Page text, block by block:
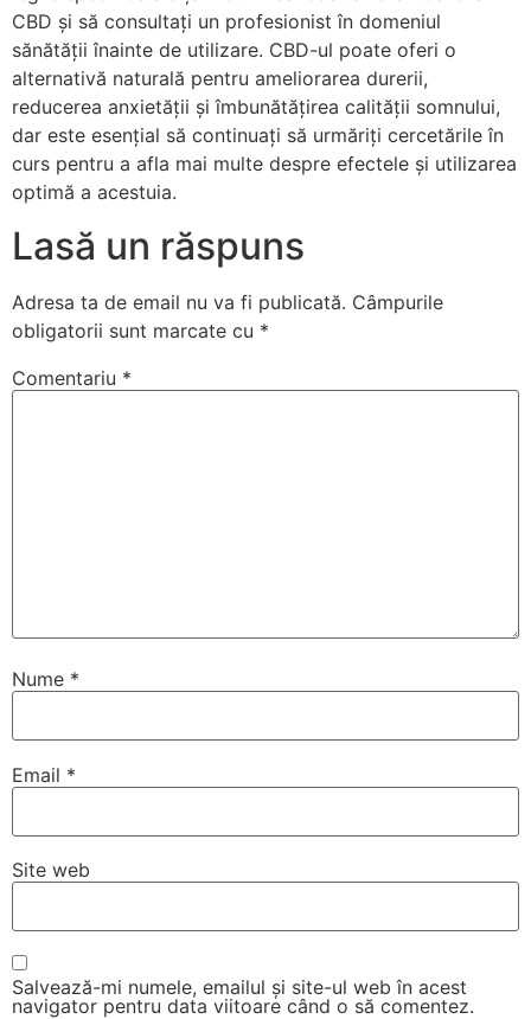
CBD și să consultați un profesionist în domeniul
sănătății înainte de utilizare. CBD-ul poate oferi o
alternativă naturală pentru ameliorarea durerii,
reducerea anxietății și îmbunătățirea calității somnului,
dar este esențial să continuați să urmăriți cercetările în
curs pentru a afla mai multe despre efectele și utilizarea
optimă a acestuia.
Lasă un răspuns
Adresa ta de email nu va fi publicată. Câmpurile
obligatorii sunt marcate cu *
Comentariu *
Nume *
Email *
Site web
Salvează-mi numele, emailul și site-ul web în acest
navigator pentru data viitoare când o să comentez.